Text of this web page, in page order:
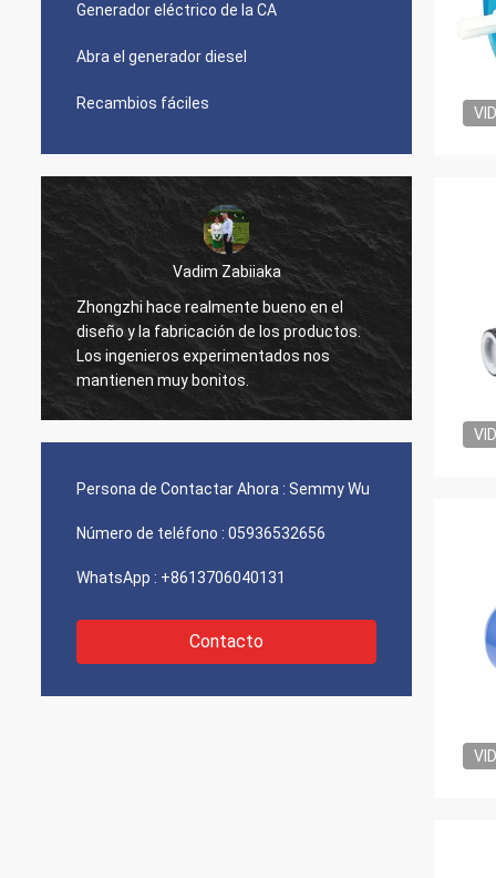
Generador eléctrico de la CA
Abra el generador diesel
Recambios fáciles
Vadim Zabiiaka
Zhongzhi hace realmente bueno en el
diseño y la fabricación de los productos.
Los ingenieros experimentados nos
mantienen muy bonitos.
Persona de Contactar Ahora : Semmy Wu
Número de teléfono : 05936532656
WhatsApp : +8613706040131
Contacto